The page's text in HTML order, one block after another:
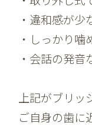
・違和感が少
・しっかり噛
・会話の発
上記がブリ
ご自身の歯に